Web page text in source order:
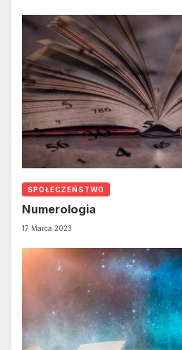
SPOŁECZEŃSTWO
Numerologia
17 Marca 2023